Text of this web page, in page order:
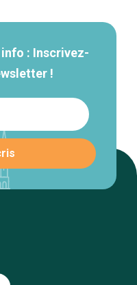
: Inscrivez-
!